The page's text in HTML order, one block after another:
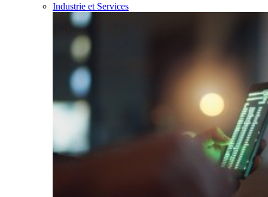
Industrie et Services